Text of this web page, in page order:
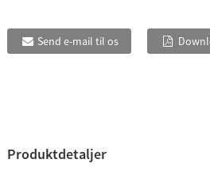
Send e-mail til os
Produktdetaljer